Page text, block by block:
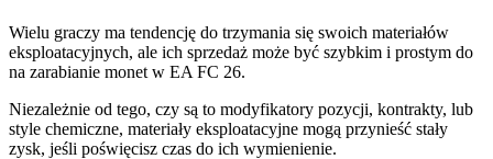
Wielu graczy ma tendencję do trzymania się swoich materiałów
eksploatacyjnych, ale ich sprzedaż może być szybkim i prostym do
na zarabianie monet w EA FC 26.
Niezależnie od tego, czy są to modyfikatory pozycji, kontrakty, lub
style chemiczne, materiały eksploatacyjne mogą przynieść stały
zysk, jeśli poświęcisz czas do ich wymienienie.